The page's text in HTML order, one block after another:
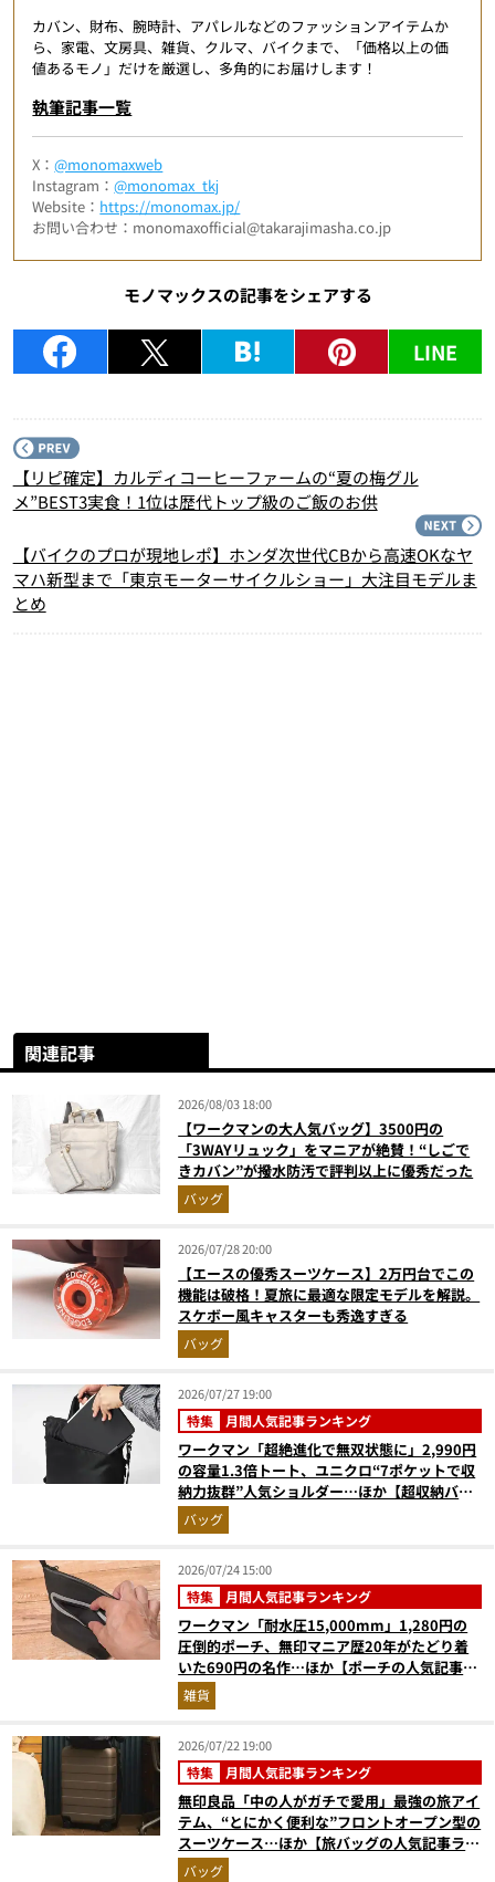
カバン、財布、腕時計、アパレルなどのファッションアイテムか
ら、家電、文房具、雑貨、クルマ、バイクまで、「価格以上の価
値あるモノ」だけを厳選し、多角的にお届けします！
執筆記事一覧
X：@monomaxweb
Instagram：@monomax_tkj
Website： https://monomax.jp/
お問い合わせ：monomaxofficial@takarajimasha.co.jp
モノマックスの記事をシェアする
LINE
【リピ確定】カルディコーヒーファームの“夏の梅グル
メ”BEST3実食！1位は歴代トップ級のご飯のお供
【バイクのプロが現地レポ】ホンダ次世代CBから高速OKなヤ
マハ新型まで「東京モーターサイクルショー」大注目モデルま
とめ
関連記事
2026/08/03 18:00
【ワークマンの大人気バッグ】3500円の
「3WAYリュック」をマニアが絶賛！“しごで
きカバン”が撥水防汚で評判以上に優秀だった
バッグ
2026/07/28 20:00
【エースの優秀スーツケース】2万円台でこの
機能は破格！夏旅に最適な限定モデルを解説。
スケボー風キャスターも秀逸すぎる
バッグ
2026/07/27 19:00
特集 月間人気記事ランキング
ワークマン「超絶進化で無双状態に」2,990円
の容量1.3倍トート、ユニクロ“7ポケットで収
納力抜群”人気ショルダー…ほか【超収納バッ
グの人気記事ランキングベスト3】（2026年6
月版）
バッグ
2026/07/24 15:00
特集 月間人気記事ランキング
ワークマン「耐水圧15,000mm」1,280円の
圧倒的ポーチ、無印マニア歴20年がたどり着
いた690円の名作…ほか【ポーチの人気記事ラ
ンキングベスト3】（2026年6月版）
雑貨
2026/07/22 19:00
特集 月間人気記事ランキング
無印良品「中の人がガチで愛用」最強の旅アイ
テム、“とにかく便利な”フロントオープン型の
スーツケース…ほか【旅バッグの人気記事ラン
キングベスト3】（2026年6月版）
バッグ